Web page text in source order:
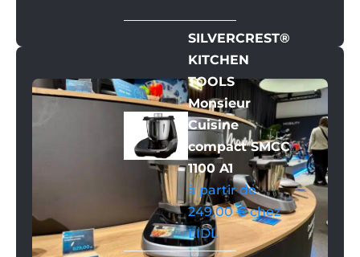
SILVERCREST®
KITCHEN
TOOLS
Monsieur
Cuisine
compact SMCC
1100 A1
à partir de
249,00 € chez
LIDL